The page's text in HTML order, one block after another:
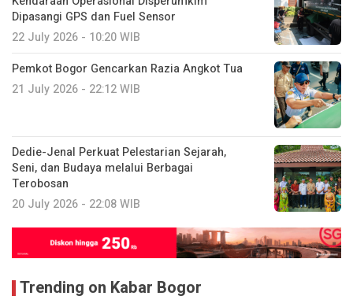
Dipasangi GPS dan Fuel Sensor
22 July 2026 - 10:20 WIB
Pemkot Bogor Gencarkan Razia Angkot Tua
21 July 2026 - 22:12 WIB
Dedie-Jenal Perkuat Pelestarian Sejarah,
Seni, dan Budaya melalui Berbagai
Terobosan
20 July 2026 - 22:08 WIB
Trending on Kabar Bogor